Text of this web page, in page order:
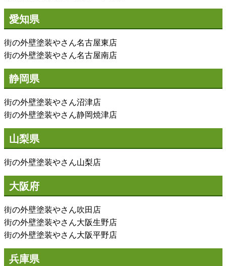
愛知県
街の外壁塗装やさん名古屋東店
街の外壁塗装やさん名古屋南店
静岡県
街の外壁塗装やさん沼津店
街の外壁塗装やさん静岡焼津店
山梨県
街の外壁塗装やさん山梨店
大阪府
街の外壁塗装やさん吹田店
街の外壁塗装やさん大阪生野店
街の外壁塗装やさん大阪平野店
兵庫県